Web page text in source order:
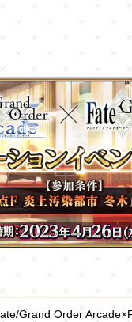
Grand Order